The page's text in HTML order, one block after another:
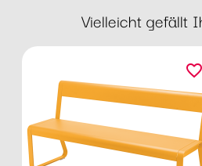
Vielleicht gefällt
favorite_border